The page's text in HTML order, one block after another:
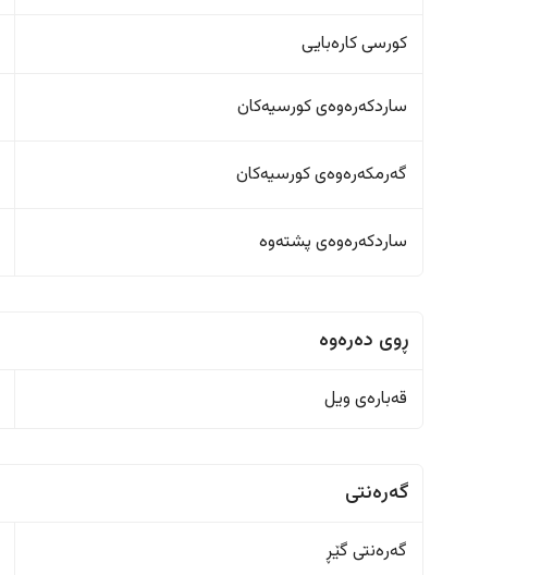
کورسی کارەبایی
ساردکەرەوەی کورسیەکان
گەرمکەرەوەی کورسیەکان
ساردکەرەوەی پشتەوە
ڕوی دەرەوە
قەبارەی ویل
گەرەنتی
گەرەنتی گێڕ